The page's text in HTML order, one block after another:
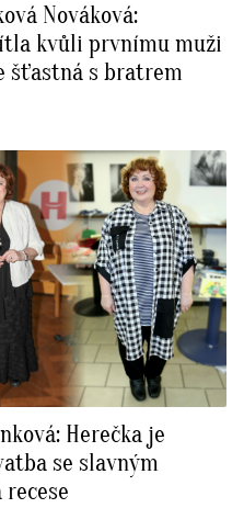
Nováková:
kvůli prvnímu muži
šťastná s bratrem
Herečka je
se slavným